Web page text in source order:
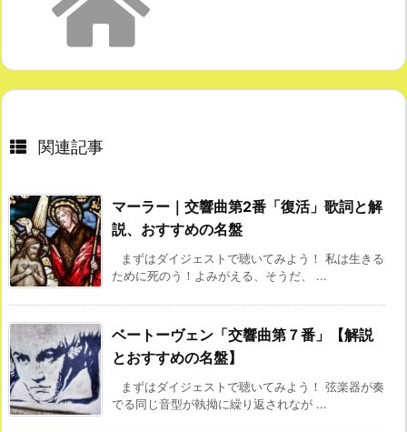
関連記事
マーラー｜交響曲第2番「復活」歌詞と解
説、おすすめの名盤
まずはダイジェストで聴いてみよう！ 私は生きる
ために死のう！よみがえる、そうだ、 ...
ベートーヴェン「交響曲第７番」【解説
とおすすめの名盤】
まずはダイジェストで聴いてみよう！ 弦楽器が奏
でる同じ音型が執拗に繰り返されなが ...